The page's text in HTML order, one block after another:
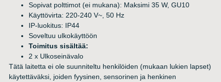
Sopivat polttimot (ei mukana): Maksimi 35 W, GU10
Käyttövirta: 220-240 V~, 50 Hz
IP-luokitus: IP44
Soveltuu ulkokäyttöön
Toimitus sisältää:
2 x Ulkoseinävalo
Tätä laitetta ei ole suunniteltu henkilöiden (mukaan lukien lapset)
käytettäväksi, joiden fyysinen, sensorinen ja henkinen